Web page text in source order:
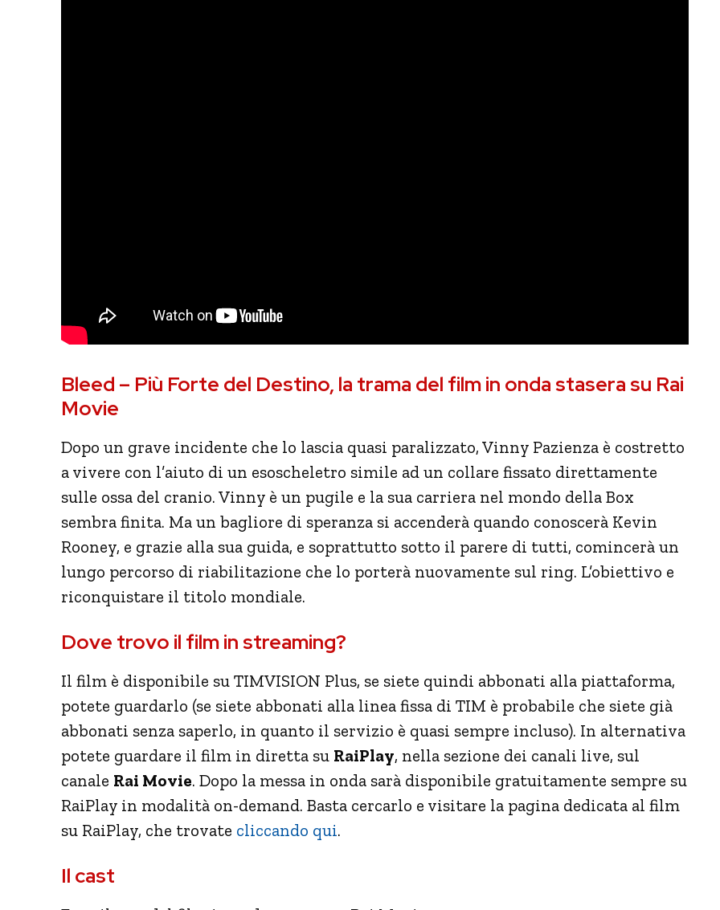
Bleed – Più Forte del Destino, la trama del film in onda stasera su Rai
Movie
Dopo un grave incidente che lo lascia quasi paralizzato, Vinny Pazienza è costretto
a vivere con l’aiuto di un esoscheletro simile ad un collare fissato direttamente
sulle ossa del cranio. Vinny è un pugile e la sua carriera nel mondo della Box
sembra finita. Ma un bagliore di speranza si accenderà quando conoscerà Kevin
Rooney, e grazie alla sua guida, e soprattutto sotto il parere di tutti, comincerà un
lungo percorso di riabilitazione che lo porterà nuovamente sul ring. L’obiettivo e
riconquistare il titolo mondiale.
Dove trovo il film in streaming?
Il film è disponibile su TIMVISION Plus, se siete quindi abbonati alla piattaforma,
potete guardarlo (se siete abbonati alla linea fissa di TIM è probabile che siete già
abbonati senza saperlo, in quanto il servizio è quasi sempre incluso). In alternativa
potete guardare il film in diretta su RaiPlay, nella sezione dei canali live, sul
canale Rai Movie. Dopo la messa in onda sarà disponibile gratuitamente sempre su
RaiPlay in modalità on-demand. Basta cercarlo e visitare la pagina dedicata al film
su RaiPlay, che trovate cliccando qui.
Il cast